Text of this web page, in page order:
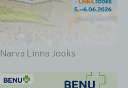
Narva Linna Jooks